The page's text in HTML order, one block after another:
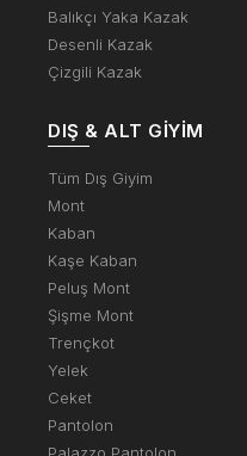
Balıkçı Yaka Kazak
Desenli Kazak
Çizgili Kazak
DIŞ & ALT GIYIM
Tüm Dış Giyim
Mont
Kaban
Kaşe Kaban
Peluş Mont
Şişme Mont
Trençkot
Yelek
Ceket
Pantolon